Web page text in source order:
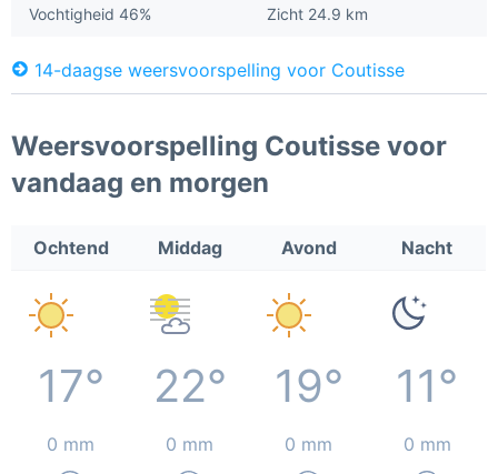
Vochtigheid 46% Zicht 24.9 km
14-daagse weersvoorspelling voor Coutisse
Weersvoorspelling Coutisse voor
vandaag en morgen
Ochtend Middag Avond Nacht
17° 22° 19° 11°
0 mm 0 mm 0 mm 0 mm